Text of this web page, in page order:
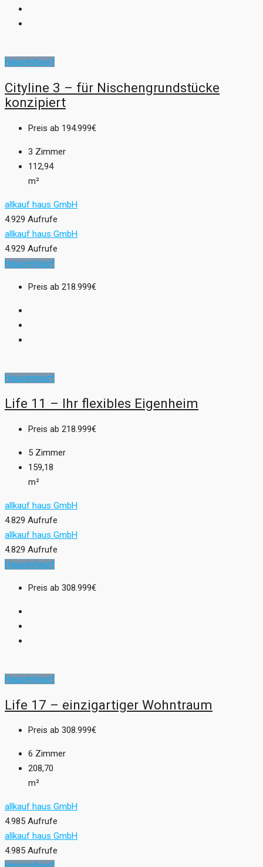
Hausentwurf
Cityline 3 – für Nischengrundstücke
konzipiert
Preis ab 194.999€
3 Zimmer
112,94
m²
allkauf haus GmbH
4.929 Aufrufe
allkauf haus GmbH
4.929 Aufrufe
Hausentwurf
Preis ab 218.999€
Hausentwurf
Life 11 – Ihr flexibles Eigenheim
Preis ab 218.999€
5 Zimmer
159,18
m²
allkauf haus GmbH
4.829 Aufrufe
allkauf haus GmbH
4.829 Aufrufe
Hausentwurf
Preis ab 308.999€
Hausentwurf
Life 17 – einzigartiger Wohntraum
Preis ab 308.999€
6 Zimmer
208,70
m²
allkauf haus GmbH
4.985 Aufrufe
allkauf haus GmbH
4.985 Aufrufe